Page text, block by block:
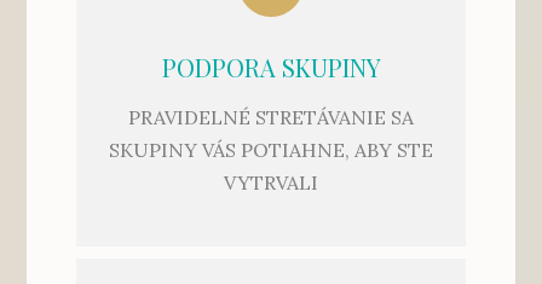
PODPORA SKUPINY
PRAVIDELNÉ STRETÁVANIE SA
SKUPINY VÁS POTIAHNE, ABY STE
VYTRVALI